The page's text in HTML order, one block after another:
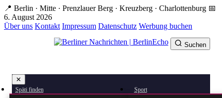
Zum
Hauptinhalt
springen
📍 Berlin · Mitte · Prenzlauer Berg · Kreuzberg · Charlottenburg 📅
6. August 2026
Über uns Kontakt Impressum Datenschutz Werbung buchen
✕
Späti finden Sport
Suchen